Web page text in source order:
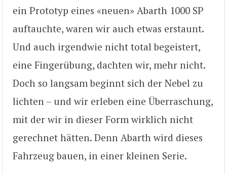
ein Prototyp eines «neuen» Abarth 1000 SP
auftauchte, waren wir auch etwas erstaunt.
Und auch irgendwie nicht total begeistert,
eine Fingerübung, dachten wir, mehr nicht.
Doch so langsam beginnt sich der Nebel zu
lichten – und wir erleben eine Überraschung,
mit der wir in dieser Form wirklich nicht
gerechnet hätten. Denn Abarth wird dieses
Fahrzeug bauen, in einer kleinen Serie.